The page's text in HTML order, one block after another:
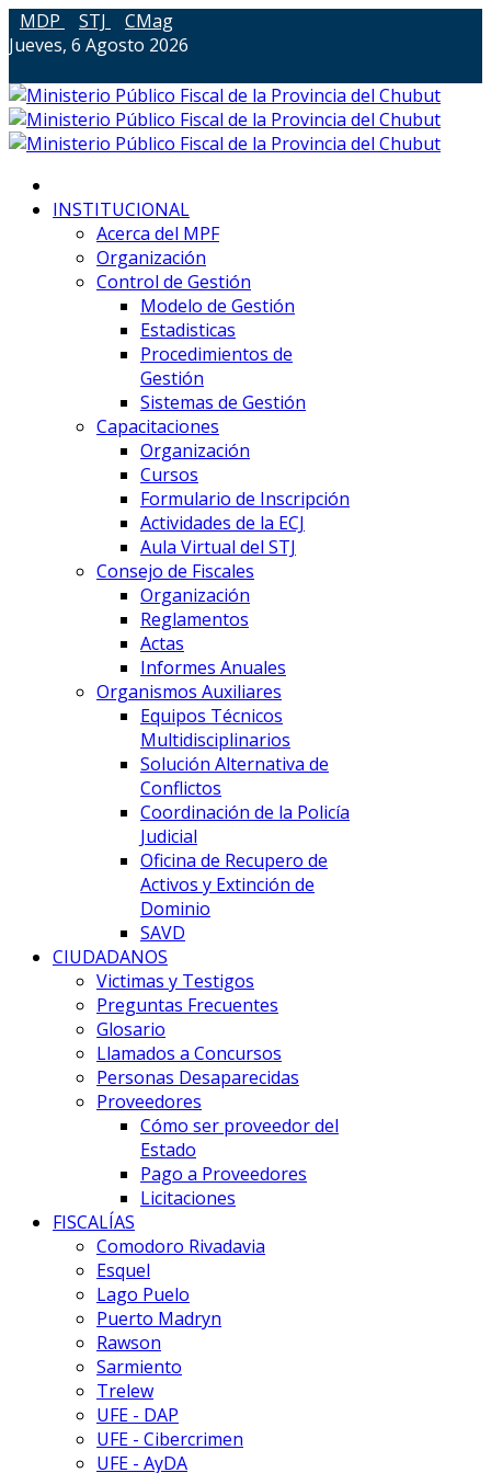
MDP STJ
CMag
Jueves, 6 Agosto 2026
INSTITUCIONAL
Acerca del MPF
Organización
Control de Gestión
Modelo de Gestión
Estadisticas
Procedimientos de
Gestión
Sistemas de Gestión
Capacitaciones
Organización
Cursos
Formulario de Inscripción
Actividades de la ECJ
Aula Virtual del STJ
Consejo de Fiscales
Organización
Reglamentos
Actas
Informes Anuales
Organismos Auxiliares
Equipos Técnicos
Multidisciplinarios
Solución Alternativa de
Conflictos
Coordinación de la Policía
Judicial
Oficina de Recupero de
Activos y Extinción de
Dominio
SAVD
CIUDADANOS
Victimas y Testigos
Preguntas Frecuentes
Glosario
Llamados a Concursos
Personas Desaparecidas
Proveedores
Cómo ser proveedor del
Estado
Pago a Proveedores
Licitaciones
FISCALÍAS
Comodoro Rivadavia
Esquel
Lago Puelo
Puerto Madryn
Rawson
Sarmiento
Trelew
UFE - DAP
UFE - Cibercrimen
UFE - AyDA